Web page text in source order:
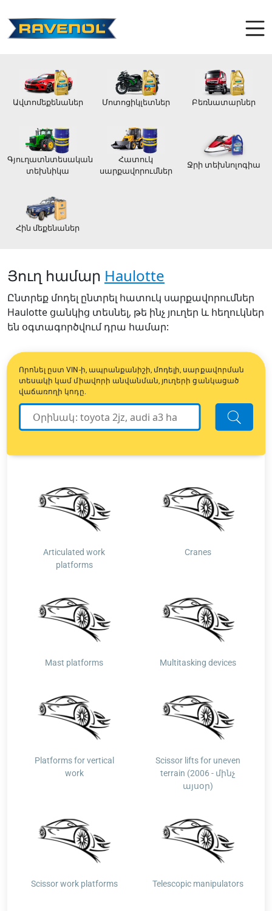
Ավտոմեքենաներ Մոտոցիկլետներ Բեռնատարներ
Գյուղատնտեսական
տեխնիկա
Հատուկ
սարքավորումներ
Ջրի տեխնոլոգիա
Հին մեքենաներ
Յուղ համար Haulotte
Ընտրեք մոդել ընտրել հատուկ սարքավորումներ
Haulotte ցանկից տեսնել, թե ինչ յուղեր և հեղուկներ
են օգտագործվում դրա համար:
Որոնել ըստ VIN-ի, ապրանքանիշի, մոդելի, սարքավորման
տեսակի կամ միավորի անվանման, յուղերի ցանկացած
վաճառողի կոդը.
Articulated work
platforms
Cranes
Mast platforms Multitasking devices
Platforms for vertical
work
Scissor lifts for uneven
terrain (2006 - մինչ
այսօր)
Scissor work platforms Telescopic manipulators